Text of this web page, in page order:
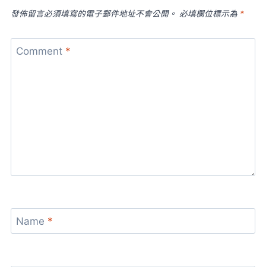
發佈留言必須填寫的電子郵件地址不會公開。 必填欄位標示為 *
Comment *
Name *